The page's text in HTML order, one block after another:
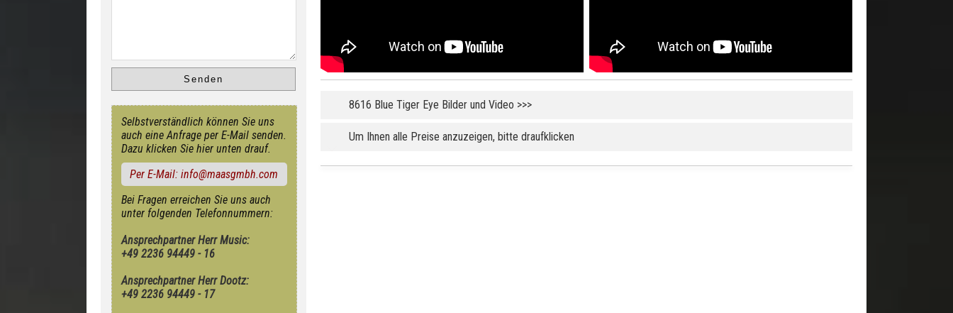
8616 Blue Tiger Eye Bilder und Video >>>
Um Ihnen alle Preise anzuzeigen, bitte draufklicken
Selbstverständlich können Sie uns
auch eine Anfrage per E-Mail senden.
Dazu klicken Sie hier unten drauf.
Per E-Mail: info@maasgmbh.com
Bei Fragen erreichen Sie uns auch
unter folgenden Telefonnummern:
Ansprechpartner Herr Music:
+49 2236 94449 - 16
Ansprechpartner Herr Dootz:
+49 2236 94449 - 17